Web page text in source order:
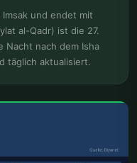
Imsak und endet mit
al-Qadr) ist die 27.
Nacht nach dem Isha
täglich aktualisiert.